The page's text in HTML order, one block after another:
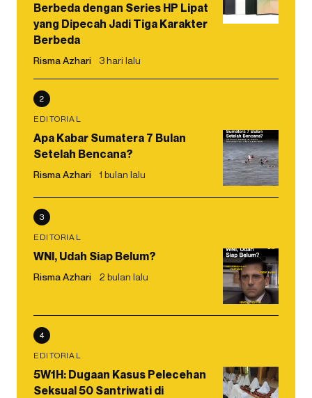
Berbeda dengan Series HP Lipat
yang Dipecah Jadi Tiga Karakter
Berbeda
Risma Azhari 3 hari lalu
2
EDITORIAL
Apa Kabar Sumatera 7 Bulan
Setelah Bencana?
Risma Azhari 1 bulan lalu
3
EDITORIAL
WNI, Udah Siap Belum?
Risma Azhari 2 bulan lalu
4
EDITORIAL
5W1H: Dugaan Kasus Pelecehan
Seksual 50 Santriwati di